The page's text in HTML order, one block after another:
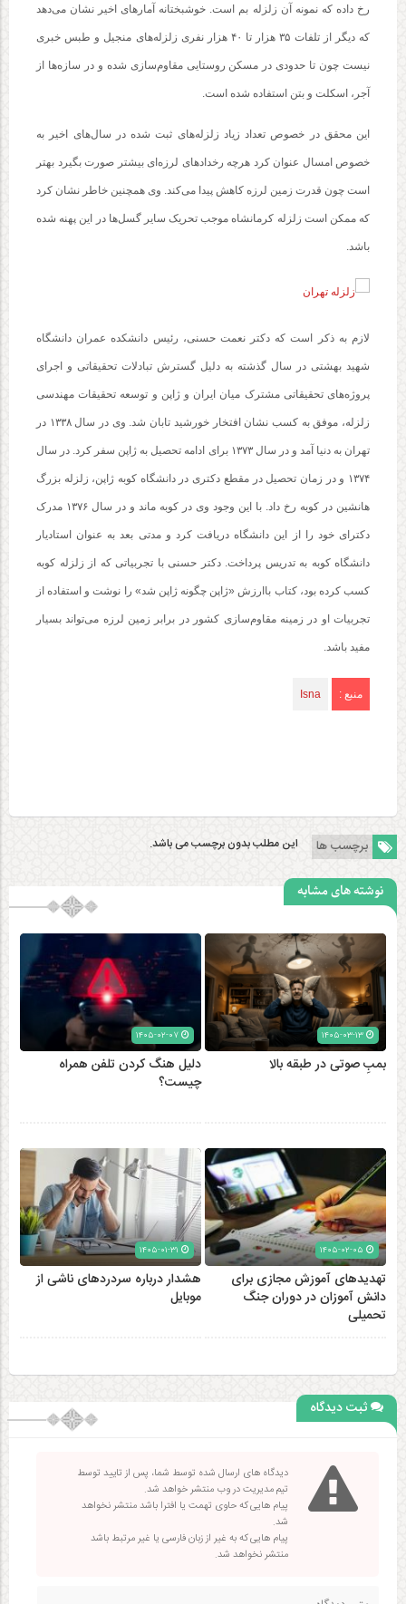
رخ داده که نمونه آن زلزله بم است. خوشبختانه آمارهای اخیر نشان می‌دهد
که دیگر از تلفات ۳۵ هزار تا ۴۰ هزار نفری زلزله‌های منجیل و طبس خبری
نیست چون تا حدودی در مسکن روستایی مقاوم‌سازی شده و در سازه‌ها از
آجر، اسکلت و بتن استفاده شده است.
این محقق در خصوص تعداد زیاد زلزله‌های ثبت شده در سال‌های اخیر به
خصوص امسال عنوان کرد هرچه رخدادهای لرزه‌ای بیشتر صورت بگیرد بهتر
است چون قدرت زمین لرزه کاهش پیدا می‌کند. وی همچنین خاطر نشان کرد
که ممکن است زلزله کرمانشاه موجب تحریک سایر گسل‌ها در این پهنه شده
باشد.
لازم به ذکر است که دکتر نعمت حسنی، رئیس دانشکده عمران دانشگاه
شهید بهشتی در سال گذشته به دلیل گسترش تبادلات تحقیقاتی و اجرای
پروژه‌های تحقیقاتی مشترک میان ایران و ژاپن و توسعه تحقیقات مهندسی
زلزله، موفق به کسب نشان افتخار خورشید تابان شد. وی در سال ۱۳۳۸ در
تهران به دنیا آمد و در سال ۱۳۷۳ برای ادامه تحصیل به ژاپن سفر کرد. در سال
۱۳۷۴ و در زمان تحصیل در مقطع دکتری در دانشگاه کوبه ژاپن، زلزله بزرگ
هانشین در کوبه رخ داد. با این وجود وی در کوبه ماند و در سال ۱۳۷۶ مدرک
دکترای خود را از این دانشگاه دریافت کرد و مدتی بعد به عنوان استادیار
دانشگاه کوبه به تدریس پرداخت. دکتر حسنی با تجربیاتی که از زلزله کوبه
کسب کرده بود، کتاب باارزش «ژاپن چگونه ژاپن شد» را نوشت و استفاده از
تجربیات او در زمینه مقاوم‌سازی کشور در برابر زمین لرزه می‌تواند بسیار
مفید باشد.
منبع : Isna
برچسب ها این مطلب بدون برچسب می باشد.
نوشته های مشابه
۱۴۰۵-۰۳-۱۳
بمبِ صوتی در طبقه بالا
دلیل هنگ کردن تلفن همراه
چیست؟
تهدیدهای آموزش مجازی برای
دانش آموزان در دوران جنگ
تحمیلی
هشدار درباره سردردهای ناشی از
موبایل
ثبت دیدگاه
دیدگاه های ارسال شده توسط شما، پس از تایید توسط
تیم مدیریت در وب منتشر خواهد شد.
پیام هایی که حاوی تهمت یا افترا باشد منتشر نخواهد
شد.
پیام هایی که به غیر از زبان فارسی یا غیر مرتبط باشد
منتشر نخواهد شد.